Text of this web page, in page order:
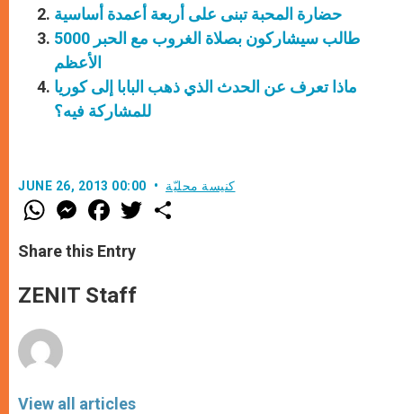
حضارة المحبة تبنى على أربعة أعمدة أساسية
5000 طالب سيشاركون بصلاة الغروب مع الحبر
الأعظم
ماذا تعرف عن الحدث الذي ذهب البابا إلى كوريا
للمشاركة فيه؟
JUNE 26, 2013 00:00 كنيسة محليّة
W
h
t
s
p
p
M
e
s
e
g
e
F
a
e
b
o
k
w
Share this Entry
ZENIT Staff
View all articles